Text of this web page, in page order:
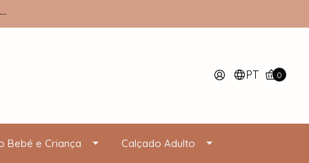
PT 0
Bebé e Criança Calçado Adulto